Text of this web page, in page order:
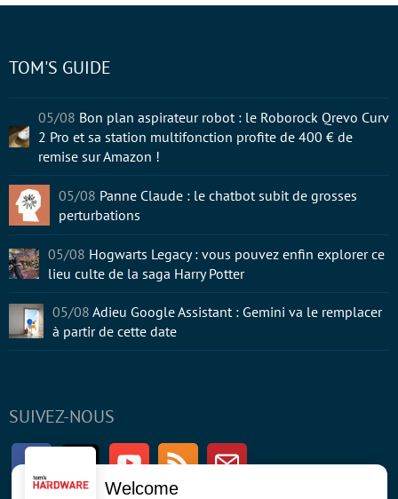
SUIVEZ-NOUS
FacebookTwitter Youtube RSS Newsletter
TOM'S GUIDE
05/08 Bon plan aspirateur robot : le Roborock Qrevo Curv
2 Pro et sa station multifonction profite de 400 € de
remise sur Amazon !
05/08 Panne Claude : le chatbot subit de grosses
perturbations
05/08 Hogwarts Legacy : vous pouvez enfin explorer ce
lieu culte de la saga Harry Potter
05/08 Adieu Google Assistant : Gemini va le remplacer
à partir de cette date
Welcome